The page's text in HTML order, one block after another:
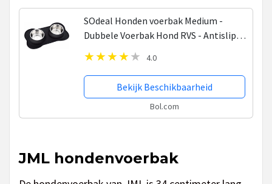
SOdeal Honden voerbak Medium -
Dubbele Voerbak Hond RVS - Antislip
Voerbak - Siliconen Placemat - Voerbak
Kat - Drinkbak Hond - Drinkbak Kat -
Katten Voerbak...
4.0
Bekijk Beschikbaarheid
Bol.com
JML hondenvoerbak